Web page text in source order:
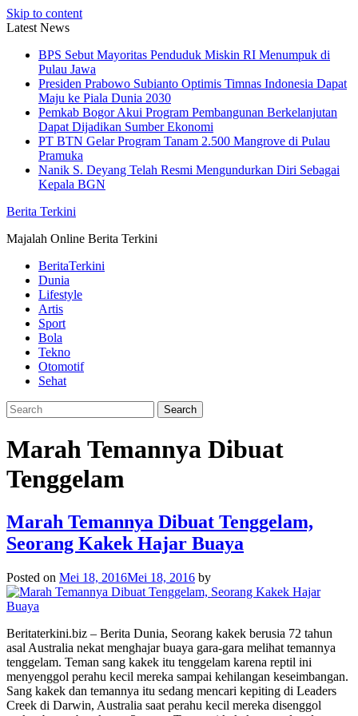
Skip to content
Latest News
BPS Sebut Mayoritas Penduduk Miskin RI Menumpuk di
Pulau Jawa
Presiden Prabowo Subianto Optimis Timnas Indonesia Dapat
Maju ke Piala Dunia 2030
Pemkab Bogor Akui Program Pembangunan Berkelanjutan
Dapat Dijadikan Sumber Ekonomi
PT BTN Gelar Program Tanam 2.500 Mangrove di Pulau
Pramuka
Nanik S. Deyang Telah Resmi Mengundurkan Diri Sebagai
Kepala BGN
Berita Terkini
Majalah Online Berita Terkini
BeritaTerkini
Dunia
Lifestyle
Artis
Sport
Bola
Tekno
Otomotif
Sehat
Marah Temannya Dibuat
Tenggelam
Marah Temannya Dibuat Tenggelam,
Seorang Kakek Hajar Buaya
Posted on Mei 18, 2016Mei 18, 2016 by
Beritaterkini.biz – Berita Dunia, Seorang kakek berusia 72 tahun
asal Australia nekat menghajar buaya gara-gara melihat temannya
tenggelam. Teman sang kakek itu tenggelam karena reptil ini
menyenggol perahu kecil mereka sampai kehilangan keseimbangan.
Sang kakek dan temannya itu sedang mencari kepiting di Leaders
Creek di Darwin, Australia saat perahu kecil mereka disenggol